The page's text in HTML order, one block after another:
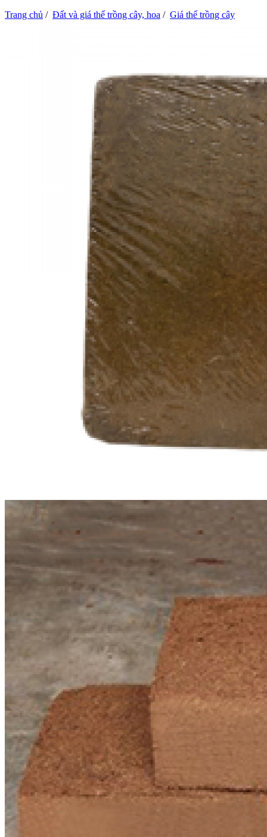
Trang chủ / Đất và giá thể trồng cây, hoa / Giá thể trồng cây